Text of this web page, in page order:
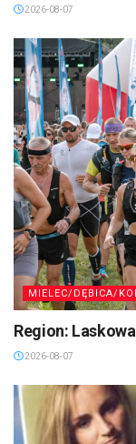
2026-08-07
MIELEC/DĘBICA/
Region:
2026-08-07